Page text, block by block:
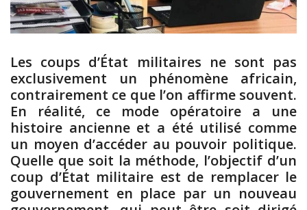
Les coups d’État militaires ne sont pas
exclusivement un phénomène africain,
contrairement ce que l’on affirme souvent.
En réalité, ce mode opératoire a une
histoire ancienne et a été utilisé comme
un moyen d’accéder au pouvoir politique.
Quelle que soit la méthode, l’objectif d’un
coup d’État militaire est de remplacer le
gouvernement en place par un nouveau